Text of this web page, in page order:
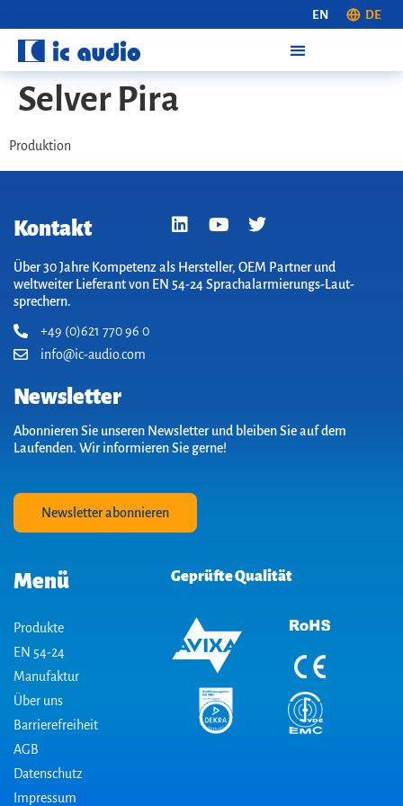
EN DE
Selver Pira
Produktion
Kontakt
Über 30 Jahre Kompetenz als Hersteller, OEM Partner und
weltweiter Lieferant von EN 54-24 Sprach­alarm­ierungs-Laut­
sprechern.
+49 (0)621 770 96 0
info@ic-audio.com
Newsletter
Abonnieren Sie unseren Newsletter und bleiben Sie auf dem
Laufenden. Wir informieren Sie gerne!
Newsletter abonnieren
Menü
Produkte
EN 54-24
Manufaktur
Über uns
Barrierefreiheit
AGB
Datenschutz
Impressum
Geprüfte Qualität